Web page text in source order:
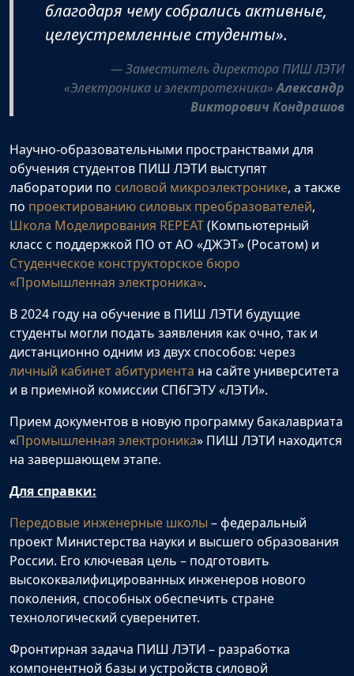
благодаря чему собрались активные,
целеустремленные студенты».
Заместитель директора ПИШ ЛЭТИ
«Электроника и электротехника»Александр
Викторович Кондрашов
Научно-образовательными пространствами для
обучения студентов ПИШ ЛЭТИ выступят
лаборатории по силовой микроэлектронике, а также
по проектированию силовых преобразователей,
Школа Моделирования REPEAT(Компьютерный
класс с поддержкой ПО от АО «ДЖЭТ» (Росатом) и
Студенческое конструкторское бюро
«Промышленная электроника».
В 2024 году на обучение в ПИШ ЛЭТИ будущие
студенты могли подать заявления как очно, так и
дистанционно одним из двух способов: через
личный кабинет абитуриента на сайте университета
и в приемной комиссии СПбГЭТУ «ЛЭТИ».
Прием документов в новую программу бакалавриата
«Промышленная электроника» ПИШ ЛЭТИ находится
на завершающем этапе.
Для справки:
Передовые инженерные школы – федеральный
проект Министерства науки и высшего образования
России. Его ключевая цель – подготовить
высококвалифицированных инженеров нового
поколения, способных обеспечить стране
технологический суверенитет.
Фронтирная задача ПИШ ЛЭТИ – разработка
компонентной базы и устройств силовой